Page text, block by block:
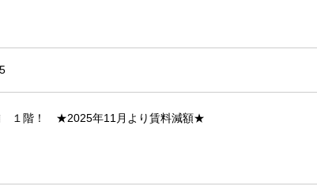
１階！ ★2025年11月より賃料減額★